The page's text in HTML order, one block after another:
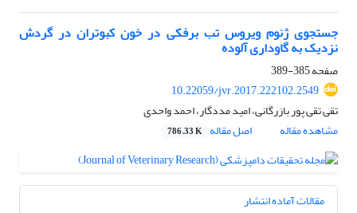
جستجوی ژنوم ویروس تب برفکی در خون کبوتران در گردش
نزدیک به گاوداری آلوده
صفحه385-389
10.22059/jvr.2017.222102.2549
تقی تقی پور بازرگانی، امید مددگار، احمد واحدی
مشاهده مقاله
اصل مقاله 786.33 K
مقالات آماده انتشار